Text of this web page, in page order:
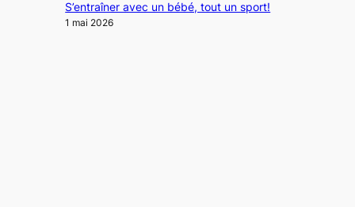
S’entraîner avec un bébé, tout un sport!
1 mai 2026